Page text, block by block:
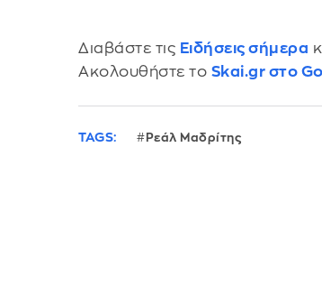
Διαβάστε τις Ειδήσεις σήμερα
Ακολουθήστε το Skai.gr στο
TAGS: Ρεάλ Μαδρίτης